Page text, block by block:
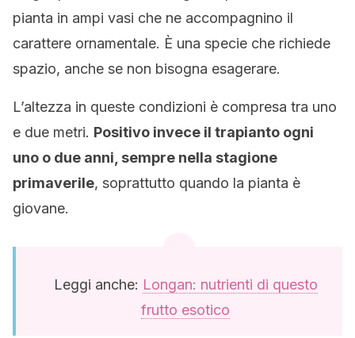
pianta in ampi vasi che ne accompagnino il
carattere ornamentale. È una specie che richiede
spazio, anche se non bisogna esagerare.
L’altezza in queste condizioni è compresa tra uno
e due metri. Positivo invece il trapianto ogni
uno o due anni, sempre nella stagione
primaverile, soprattutto quando la pianta è
giovane.
Leggi anche: Longan: nutrienti di questo
frutto esotico